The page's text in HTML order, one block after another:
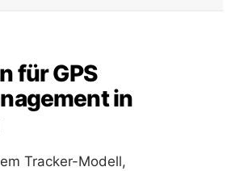
für GPS
in
Tracker-Modell,